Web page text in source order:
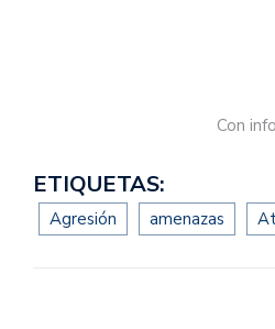
Con
ETIQUETAS:
Agresión amenazas